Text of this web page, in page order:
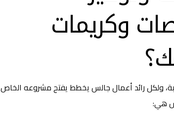
وكريمات
ولكل رائد أعمال جالس يخطط يفتح مشروعه الخاص
هي: